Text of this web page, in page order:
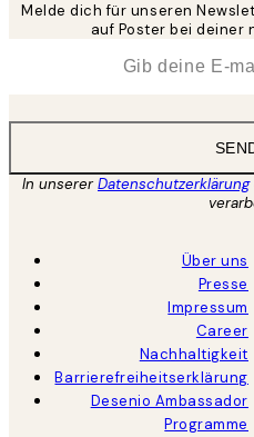
Melde dich für unseren
auf Poster bei deiner
In unsererDatenschutzerklärung
Über uns
Presse
Impressum
Career
Nachhaltigkeit
Barrierefreiheitserklärung
Desenio Ambassador
Programme